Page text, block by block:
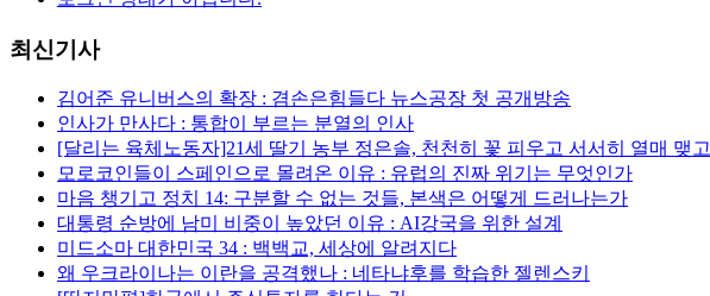
최신기사
김어준 유니버스의 확장 : 겸손은힘들다 뉴스공장 첫 공개방송
인사가 만사다 : 통합이 부르는 분열의 인사
[달리는 육체노동자]21세 딸기 농부 정은솔, 천천히 꽃 피우고 서서히 열매 맺고
모로코인들이 스페인으로 몰려온 이유 : 유럽의 진짜 위기는 무엇인가
마음 챙기고 정치 14: 구분할 수 없는 것들, 본색은 어떻게 드러나는가
대통령 순방에 남미 비중이 높았던 이유 : AI강국을 위한 설계
미드소마 대한민국 34 : 백백교, 세상에 알려지다
왜 우크라이나는 이란을 공격했나 : 네타냐후를 학습한 젤렌스키